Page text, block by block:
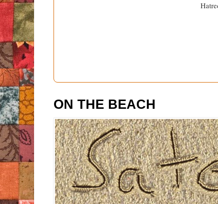
ON THE BEACH